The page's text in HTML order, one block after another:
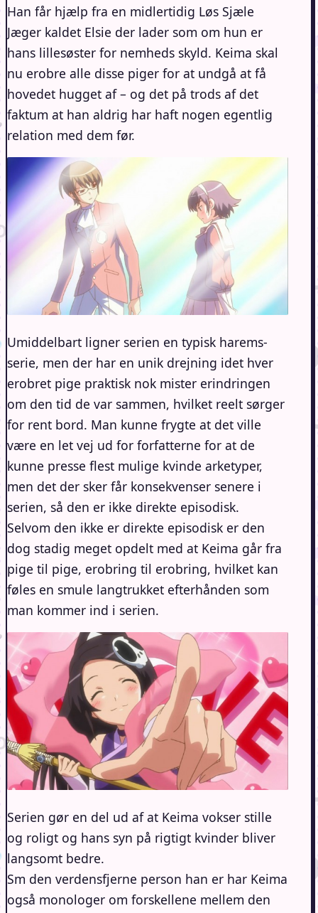
Han får hjælp fra en midlertidig Løs Sjæle
Jæger kaldet Elsie der lader som om hun er
hans lillesøster for nemheds skyld. Keima skal
nu erobre alle disse piger for at undgå at få
hovedet hugget af – og det på trods af det
faktum at han aldrig har haft nogen egentlig
relation med dem før.
Umiddelbart ligner serien en typisk harems-
serie, men der har en unik drejning idet hver
erobret pige praktisk nok mister erindringen
om den tid de var sammen, hvilket reelt sørger
for rent bord. Man kunne frygte at det ville
være en let vej ud for forfatterne for at de
kunne presse flest mulige kvinde arketyper,
men det der sker får konsekvenser senere i
serien, så den er ikke direkte episodisk.
Selvom den ikke er direkte episodisk er den
dog stadig meget opdelt med at Keima går fra
pige til pige, erobring til erobring, hvilket kan
føles en smule langtrukket efterhånden som
man kommer ind i serien.
Serien gør en del ud af at Keima vokser stille
og roligt og hans syn på rigtigt kvinder bliver
langsomt bedre.
Sm den verdensfjerne person han er har Keima
også monologer om forskellene mellem den